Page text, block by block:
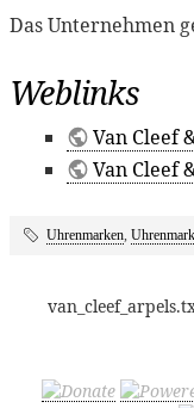
Das Unternehmen
Weblinks
Van Cleef
Van Cleef
Uhrenmarken,